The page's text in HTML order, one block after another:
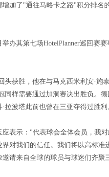
加了"通往马略卡之路"积分排名
办其第七场HotelPlanner巡回赛
头获胜，他在与马克西米利安·
同样需要通过加洞赛决出胜负。
拉波塔此前也曾在三亚夺得过胜利
表示："代表球会全体会员，我
对我们的信任。我们将以高标
请来自全球的球员与球迷们齐聚